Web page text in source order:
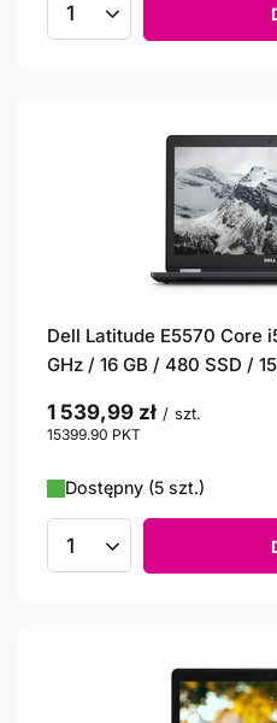
Ilość produktów
Dell Latitude E5570 Core
GHz / 16 GB / 480 SSD /
1 539,99 zł / szt.
15399.90 PKT
Dostępny (5 szt.)
Ilość produktów